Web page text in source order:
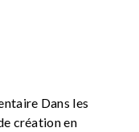
Dans les
création en